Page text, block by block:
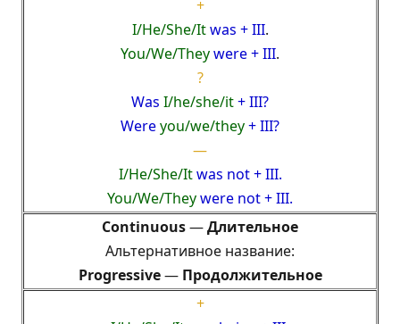
+
I/He/She/Itwas + III.
You/We/Theywere + III.
?
Was I/he/she/it+ III?
Wereyou/we/they+ III?
—
I/He/She/Itwas not + III.
You/We/Theywere not + III.
Continuous—Длительное
Альтернативное название:
Progressive— Продолжительное
+